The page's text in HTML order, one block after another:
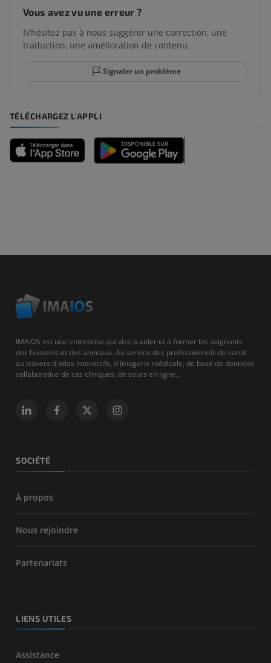
Vous avez vu une erreur ?
N’hésitez pas à nous suggérer une correction, une
traduction, une amélioration de contenu.
Signaler un problème
TÉLÉCHARGEZ L'APPLI
IMAIOS est une entreprise qui vise à aider et à former les soignants
des humains et des animaux. Au service des professionnels de santé
au travers d'atlas interactifs, d'imagerie médicale, de base de données
collaborative de cas cliniques, de cours en ligne...
SOCIÉTÉ
À propos
Nous rejoindre
Partenariats
LIENS UTILES
Assistance